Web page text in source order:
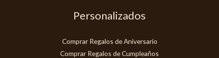
Personalizados
Comprar Regalos de Aniversario
Comprar Regalos de Cumpleaños